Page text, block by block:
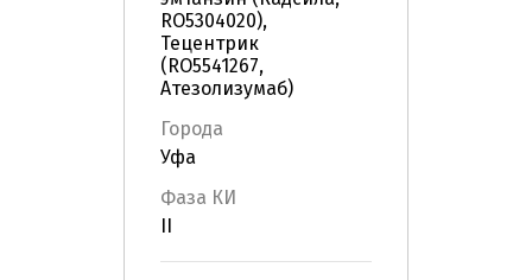
RO5304020),
Тецентрик
(RO5541267,
Атезолизумаб)
Города
Уфа
Фаза КИ